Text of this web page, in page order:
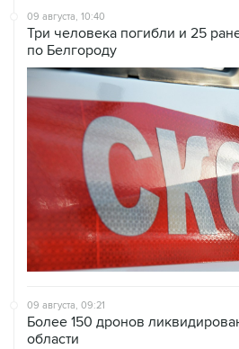
09 августа, 10:40
Три человека погибли и 25
по Белгороду
09 августа, 09:21
Более 150 дронов
области